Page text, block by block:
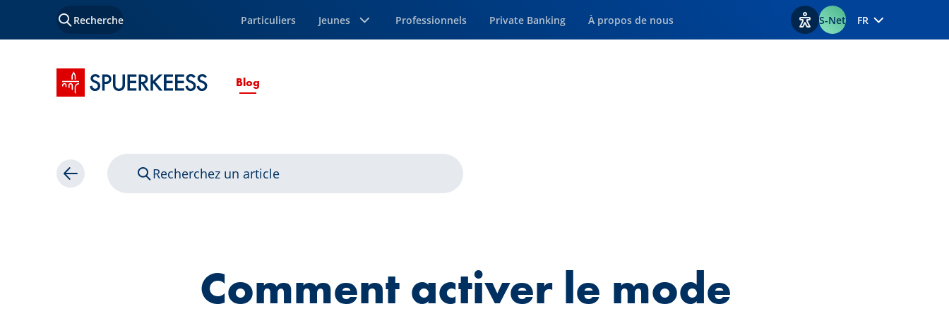
Recherche Particuliers Jeunes Professionnels Private Banking À propos de nous Afficher les options
S-Net FR
Accueil SPUERKEESS Blog
Retour Recherchez un article
Comment activer le mode